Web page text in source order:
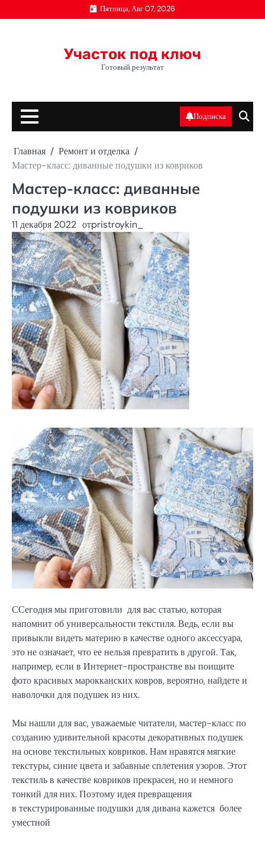
к
Пятница, Авг 07, 2026
Участок под ключ
Готовый результат
Подписка
Главная
Ремонт и отделка
Мастер-класс: диванные подушки из ковриков
Мастер-класс: диванные
подушки из ковриков
11 декабря 2022 отpristroykin_
ССегодня мы приготовили для вас статью, которая
напомнит об универсальности текстиля. Ведь, если вы
привыкли видеть материю в качестве одного аксессуара,
это не означает, что ее нельзя превратить в другой. Так,
например, если в Интернет-пространстве вы поищите
фото красивых марокканских ковров, вероятно, найдете и
наволочки для подушек из них.
Мы нашли для вас, уважаемые читатели, мастер-класс по
созданию удивительной красоты декоративных подушек
на основе текстильных ковриков. Нам нравятся мягкие
текстуры, синие цвета и забавные сплетения узоров. Этот
текстиль в качестве ковриков прекрасен, но и немного
тонкий для них. Поэтому идея превращения
в текстурированные подушки для дивана кажется более
уместной